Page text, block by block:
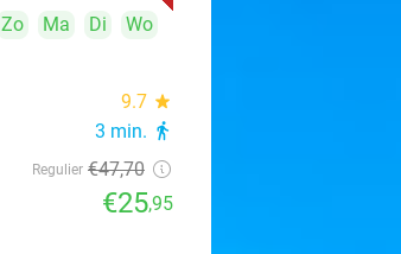
Zo Ma Di
Wo
9.7 star
3 min. directions_walk
Regulier €47,70
€25,95